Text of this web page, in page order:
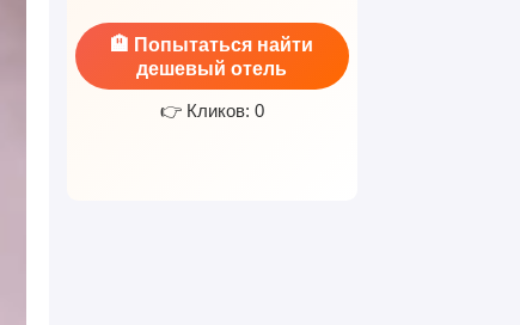
🏨 Попытаться найти
дешевый отель
👉 Кликов: 0